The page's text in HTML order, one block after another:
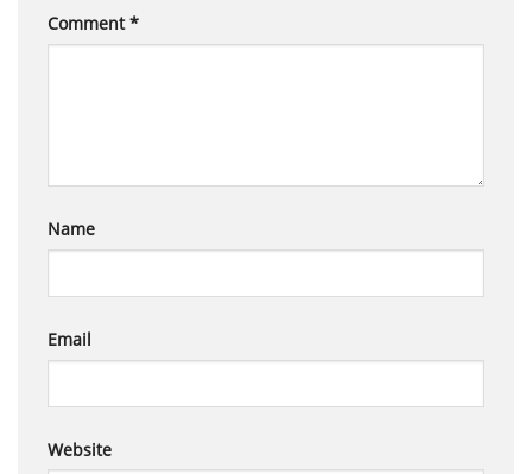
Comment*
Name
Email
Website